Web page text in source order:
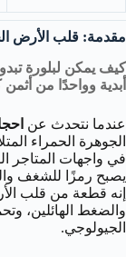
مقدمة: قلب الأرض
كيف يمكن لبلورة
أبدية وواحدًا من
عندما نتحدث عن
الجوهرة الحمراء
في واجهات المتاجر
يصبح رمزًا للشغف
إنه قطعة من قلب
والضغط الهائلين،
الجيولوجي.